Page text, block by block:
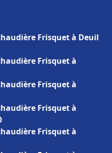
Frisquet à Deuil
Frisquet à
Frisquet à
Frisquet à
Frisquet à